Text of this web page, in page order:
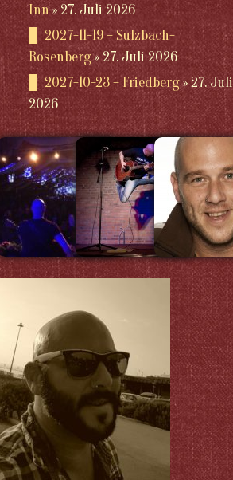
Inn
27. Juli 2026
2027-11-19 – Sulzbach-
Rosenberg
27. Juli 2026
2027-10-23 – Friedberg
27. Juli
2026